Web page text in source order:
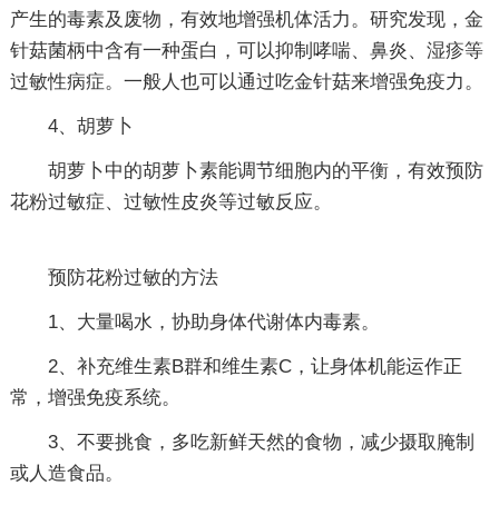
产生的毒素及废物，有效地增强机体活力。研究发现，金
针菇菌柄中含有一种蛋白，可以抑制哮喘、鼻炎、湿疹等
过敏性病症。一般人也可以通过吃金针菇来增强免疫力。
4、胡萝卜
胡萝卜中的胡萝卜素能调节细胞内的平衡，有效预防
花粉过敏症、过敏性皮炎等过敏反应。
预防花粉过敏的方法
1、大量喝水，协助身体代谢体内毒素。
2、补充维生素B群和维生素C，让身体机能运作正
常，增强免疫系统。
3、不要挑食，多吃新鲜天然的食物，减少摄取腌制
或人造食品。